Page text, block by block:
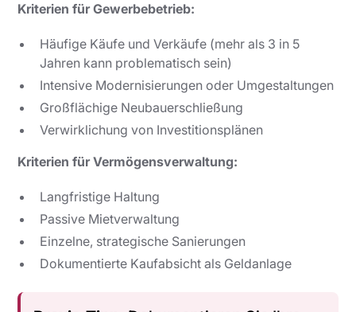
Kriterien für Gewerbebetrieb:
Häufige Käufe und Verkäufe (mehr als 3 in 5
Jahren kann problematisch sein)
Intensive Modernisierungen oder Umgestaltungen
Großflächige Neubauerschließung
Verwirklichung von Investitionsplänen
Kriterien für Vermögensverwaltung:
Langfristige Haltung
Passive Mietverwaltung
Einzelne, strategische Sanierungen
Dokumentierte Kaufabsicht als Geldanlage